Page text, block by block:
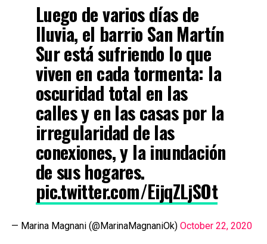
Luego de varios días de
lluvia, el barrio San Martín
Sur está sufriendo lo que
viven en cada tormenta: la
oscuridad total en las
calles y en las casas por la
irregularidad de las
conexiones, y la inundación
de sus hogares.
pic.twitter.com/EijqZLjSOt
— Marina Magnani (@MarinaMagnaniOk) October 22, 2020